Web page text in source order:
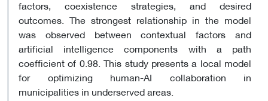
factors, coexistence strategies, and desired
outcomes. The strongest relationship in the model
was observed between contextual factors and
artificial intelligence components with a path
coefficient of 0.98. This study presents a local model
for optimizing human-AI collaboration in
municipalities in underserved areas.